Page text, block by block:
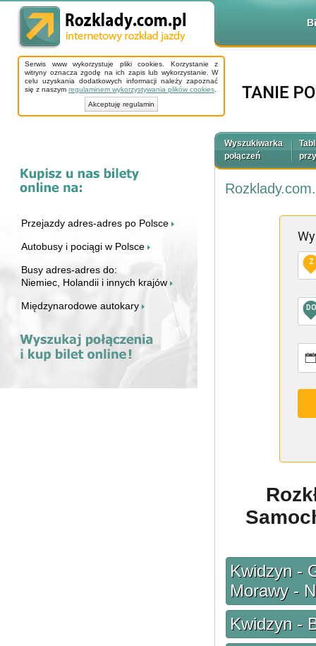
Serwis www wykorzystuje pliki cookies. Korzystanie z
witryny oznacza zgodę na ich zapis lub wykorzystanie. W
celu uzyskania dodatkowych informacji należy zapoznać
się z naszym regulaminem wykorzystywania plików cookies
Akceptuję regulamin
Przejazdy adres-adres po Polsce
Autobusy i pociągi w Polsce
Busy adres-adres do:
Niemiec, Holandii i innych krajów
Międzynarodowe autokary
Wyszukiwarka
połączeń
Z
DO
Kwidzyn -
Morawy -
Kwidzyn -